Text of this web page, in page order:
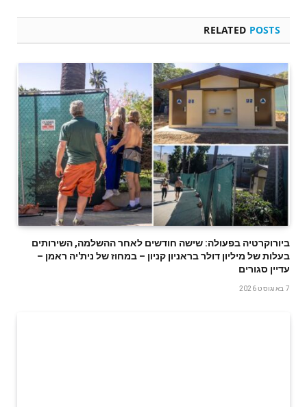
RELATED POSTS
ביורוקרטיה בפעולה: שישה חודשים לאחר ההשלמה, השירותים
בעלות של מיליון דולר בראניון קניון – במחוז של נית'יה ראמן –
עדיין סגורים
7 באוגוסט 2026